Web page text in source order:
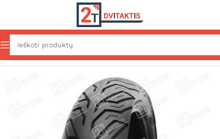
Pradžia Važiuoklė ir išorė Padangos R12